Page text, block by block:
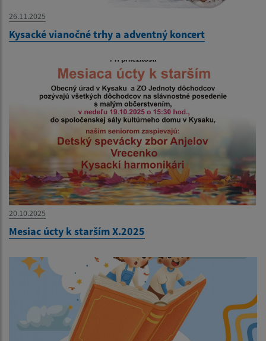
26.11.2025
Kysacké vianočné trhy a adventný koncert
20.10.2025
Mesiac úcty k starším X.2025